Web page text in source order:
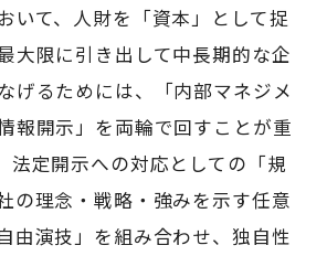
いて、人財を「資本」として捉
大限に引き出して中長期的な企
げるためには、「内部マネジメ
報開示」を両輪で回すことが重
法定開示への対応としての「規
の理念・戦略・強みを示す任意
由演技」を組み合わせ、独自性